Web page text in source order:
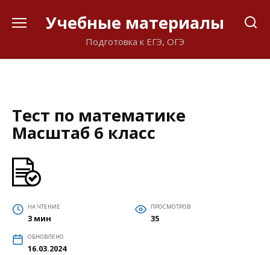
Учебные материалы
Подготовка к ЕГЭ, ОГЭ
Тест по математике
Масштаб 6 класс
НА ЧТЕНИЕ
3 мин
ПРОСМОТРОВ
35
ОБНОВЛЕНО
16.03.2024